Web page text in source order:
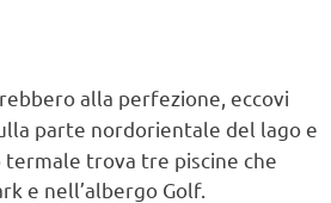
alla perfezione, eccovi
parte nordorientale del lago e
termale trova tre piscine che
e nell’albergo Golf.